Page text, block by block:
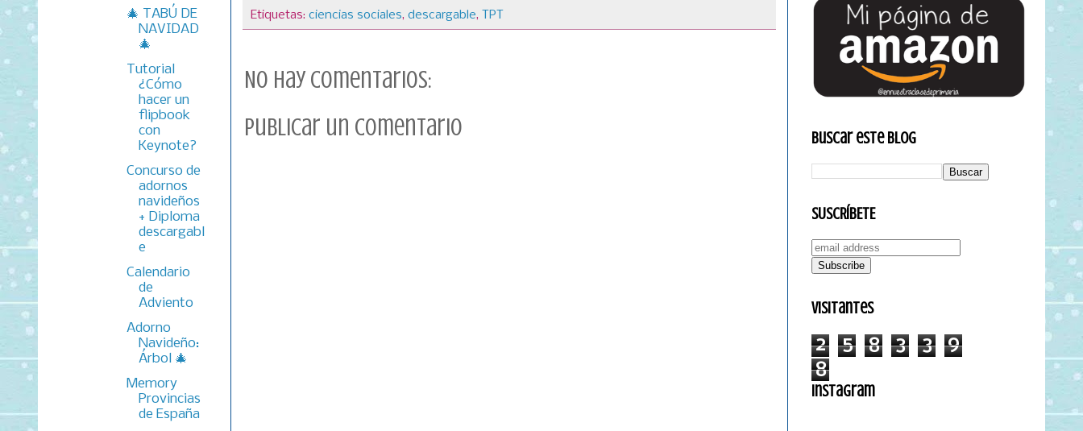
Etiquetas: ciencias sociales, descargable, TPT
No hay comentarios:
Publicar un comentario
🎄 TABÚ DE
NAVIDAD
🎄
Tutorial
¿Cómo
hacer un
flipbook
con
Keynote?
Concurso de
adornos
navideños
+ Diploma
descargabl
e
Calendario
de
Adviento
Adorno
Navideño:
Árbol 🎄
Memory
Provincias
de España
Buscar este blog
SUSCRÍBETE
Visitantes
2 5 8 3 3
9
8
Instagram